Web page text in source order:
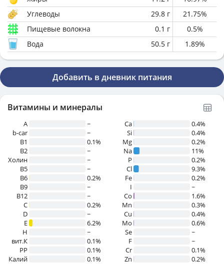
Углеводы
29.8 г 21.75%
Пищевые волокна
0.1 г 0.5%
Вода
50.5 г 1.89%
Добавить в дневник питания
Витамины и минералы
A
~
b-car
~
В1
0.1%
B2
~
Холин
~
B5
~
B6
0.2%
B9
~
B12
~
C
0.2%
D
~
E
6.2%
H
~
вит.К
0.1%
PP
0.1%
Калий
0.1%
Ca
0.4%
Si
0.4%
Mg
0.2%
Na
11%
P
0.2%
Cl
9.3%
Fe
0.2%
I
~
Co
1.6%
Mn
0.3%
Cu
0.4%
Mo
0.6%
Se
~
F
~
Cr
0.1%
Zn
0.2%